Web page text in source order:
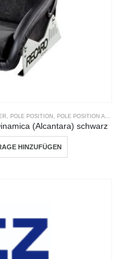
, POLE POSITION , POLE POSITION ABE
(Alcantara) schwarz
HINZUFÜGEN